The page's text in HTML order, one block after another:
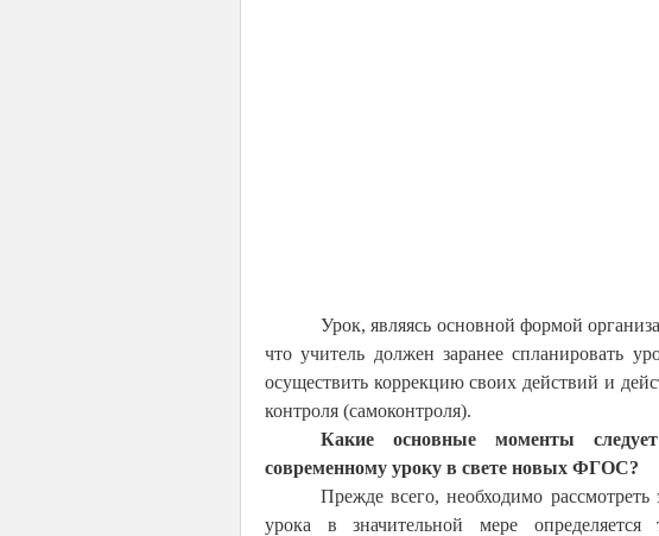
Урок, являясь основной формой
что учитель должен заранее спланировать
осуществить коррекцию своих действий и
контроля (самоконтроля).
Какие основные моменты
современному уроку в свете новых ФГОС?
Прежде всего, необходимо
урока в значительной мере